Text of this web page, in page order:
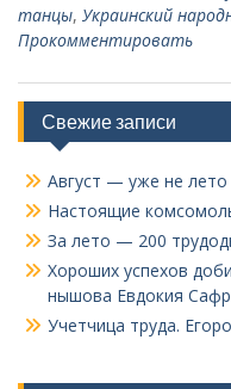
танцы, Украинский
Прокомментировать
Свежие записи
Август — уже не лето
Настоящие
За лето — 200
Хороших успехов
нышова Евдокия
Учетчица труда.